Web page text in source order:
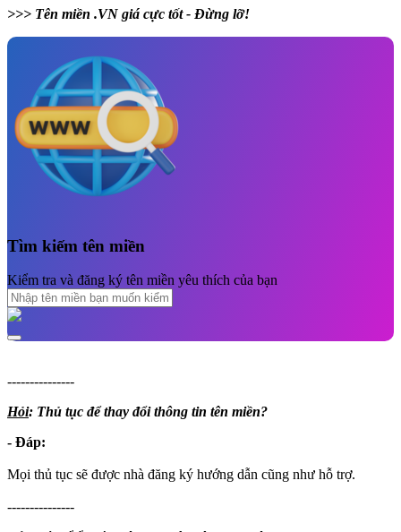
>>> Tên miền .VN giá cực tốt - Đừng lỡ!
Tìm kiếm tên miền
Kiểm tra và đăng ký tên miền yêu thích của bạn
---------------
Hỏi: Thủ tục để thay đổi thông tin tên miền?
- Đáp:
Mọi thủ tục sẽ được nhà đăng ký hướng dẫn cũng như hỗ trợ.
---------------